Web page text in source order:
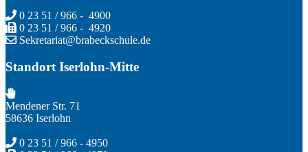
0 23 51 / 966 - 4900
0 23 51 / 966 - 4920
Sekretariat@brabeckschule.de
Standort Iserlohn-Mitte
Mendener Str. 71
58636 Iserlohn
0 23 51 / 966 - 4950